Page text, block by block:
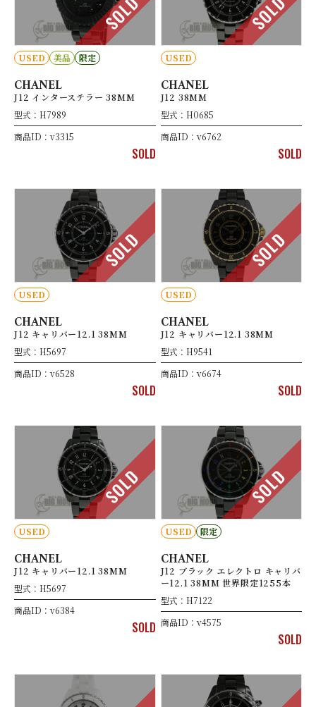
SOLD
USED 美品 限定
CHANEL
J12 インターステラー 38MM
型式：H7989
商品ID：v3315
SOLD
SOLD
USED
CHANEL
J12 38MM
型式：H0685
商品ID：v6762
SOLD
SOLD
USED
CHANEL
J12 キャリバー12.1 38MM
型式：H5697
商品ID：v6528
SOLD
SOLD
USED
CHANEL
J12 キャリバー12.1 38MM
型式：H9541
商品ID：v6674
SOLD
SOLD
USED
CHANEL
J12 キャリバー12.1 38MM
型式：H5697
商品ID：v6384
SOLD
SOLD
USED 限定
CHANEL
J12 ブラック エレクトロ キャリバ
ー12.1 38MM 世界限定1255本
型式：H7122
商品ID：v4575
SOLD